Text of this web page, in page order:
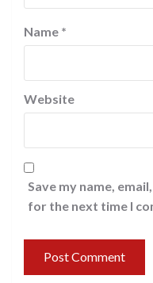
Name *
Website
Save my name,
for the next time I